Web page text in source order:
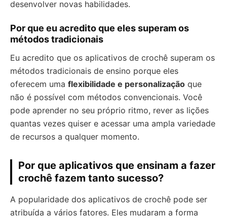
desenvolver novas habilidades.
Por que eu acredito que eles superam os
métodos tradicionais
Eu acredito que os aplicativos de crochê superam os
métodos tradicionais de ensino porque eles
oferecem uma flexibilidade e personalização que
não é possível com métodos convencionais. Você
pode aprender no seu próprio ritmo, rever as lições
quantas vezes quiser e acessar uma ampla variedade
de recursos a qualquer momento.
Por que aplicativos que ensinam a fazer
crochê fazem tanto sucesso?
A popularidade dos aplicativos de crochê pode ser
atribuída a vários fatores. Eles mudaram a forma